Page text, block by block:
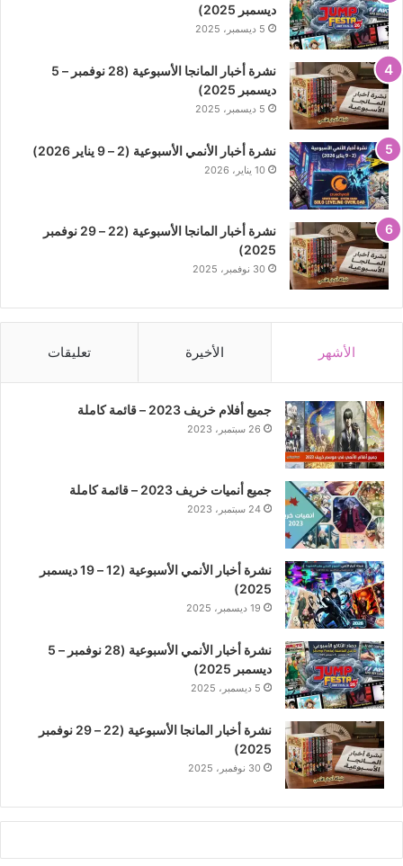
ديسمبر 2025)
5 ديسمبر، 2025
نشرة أخبار المانجا الأسبوعية (28 نوفمبر – 5
ديسمبر 2025)
5 ديسمبر، 2025
نشرة أخبار الأنمي الأسبوعية (2 – 9 يناير 2026)
10 يناير، 2026
نشرة أخبار المانجا الأسبوعية (22 – 29 نوفمبر
2025)
30 نوفمبر، 2025
الأشهر الأخيرة تعليقات
جميع أفلام خريف 2023 – قائمة كاملة
26 سبتمبر، 2023
جميع أنميات خريف 2023 – قائمة كاملة
24 سبتمبر، 2023
نشرة أخبار الأنمي الأسبوعية (12 – 19 ديسمبر
2025)
19 ديسمبر، 2025
نشرة أخبار الأنمي الأسبوعية (28 نوفمبر – 5
ديسمبر 2025)
5 ديسمبر، 2025
نشرة أخبار المانجا الأسبوعية (22 – 29 نوفمبر
2025)
30 نوفمبر، 2025